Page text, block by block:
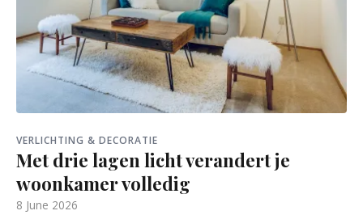
VERLICHTING & DECORATIE
Met drie lagen licht verandert je
woonkamer volledig
8 June 2026